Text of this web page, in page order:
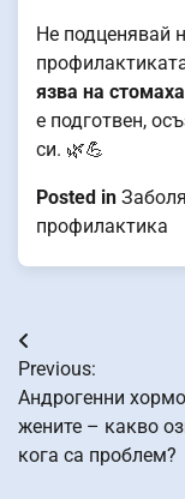
Не подценявай
язва на стомаха
е подготвен,
си. 🌿💪
Posted in
профилактика
Навигация
Previous:
Андрогенни
жените – какво
кога са проблем?